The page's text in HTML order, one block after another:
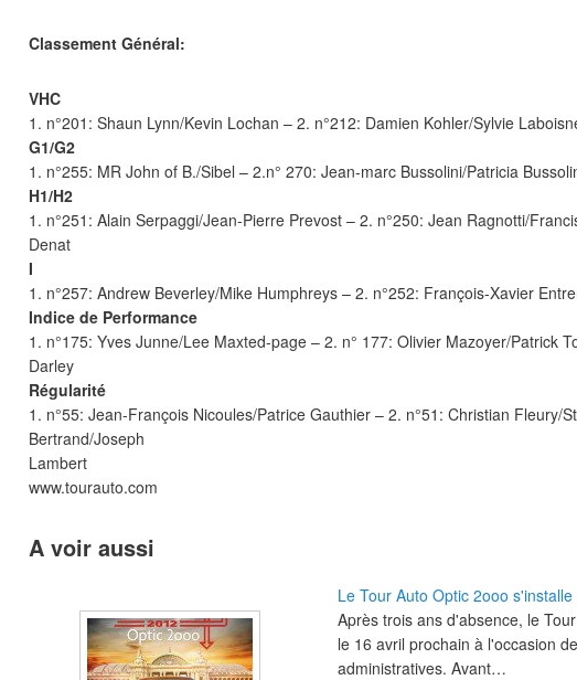
Classement Général:
VHC
1. n°201: Shaun Lynn/Kevin Lochan – 2. n°212: Damien Kohler/Sylvie
G1/G2
1. n°255: MR John of B./Sibel – 2.n° 270: Jean-marc Bussolini/Patricia
H1/H2
1. n°251: Alain Serpaggi/Jean-Pierre Prevost – 2. n°250: Jean Ragnotti/
Denat
I
1. n°257: Andrew Beverley/Mike Humphreys – 2. n°252: François-Xavier
Indice de Performance
1. n°175: Yves Junne/Lee Maxted-page – 2. n° 177: Olivier Mazoyer/Patrick
Darley
Régularité
1. n°55: Jean-François Nicoules/Patrice Gauthier – 2. n°51: Christian Fleury/
Bertrand/Joseph
Lambert
www.tourauto.com
A voir aussi
Le Tour Auto Optic 2ooo
Après trois ans d'absence, le
le 16 avril prochain à l'occasion
administratives. Avant…